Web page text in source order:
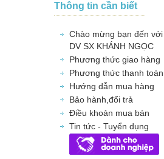
Thông tin cần biết
Chào mừng bạn đến
DV SX KHÁNH NGỌC
Phương thức giao hàng
Phương thức thanh toán
Hướng dẫn mua hàng
Bảo hành,đổi trả
Điều khoản mua bán
Tin tức - Tuyển dụng